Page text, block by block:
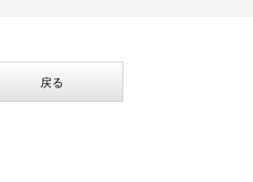
戻る